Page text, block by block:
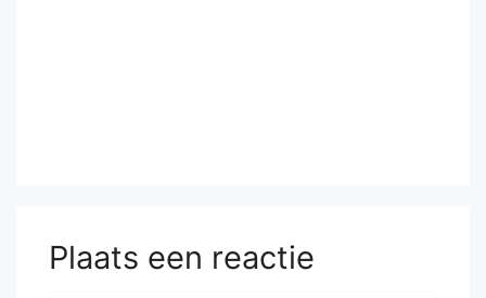
Plaats een reactie